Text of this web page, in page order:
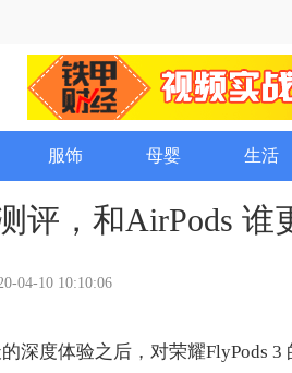
服饰 母婴 生活
评，和AirPods 谁
04-10 10:10:06
深度体验之后，对荣耀FlyPods